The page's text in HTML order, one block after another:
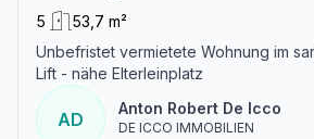
5
53,7 m²
Unbefristet vermietete Wohnung im
Lift - nähe Elterleinplatz
AD
Anton Robert De Icco
DE ICCO IMMOBILIEN